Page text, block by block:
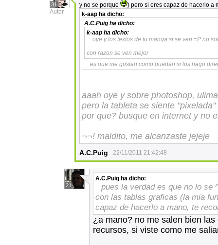
31
Autor
y no se porque
) pero si eres capaz de hacerlo a
k-aap ha dicho:
A.C.Puig ha dicho:
k-aap ha dicho:
oye y los textos de tu manga si se ven =P no
con razon se ven mejor
es que me gustan como quedan si los hago
aaah oye y sobre photoshop,
pero la tableta se siente
por que? busque en internet y no
¬¬! maldito, me alcanzaste jejeje
A.C.Puig 22/11/2011 21:42:48
21
A.C.Puig ha dicho:
pues la verdad es que no lo se
con las tablas graficas (la mia
capaz de hacerlo a mano, te
¿a mano? no me salen bien
recursos, si viste como me